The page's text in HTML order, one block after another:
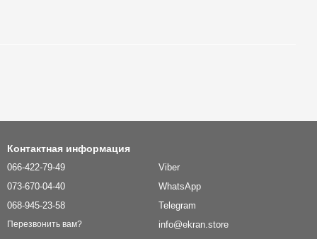
Контактная информация
066-422-79-49
073-670-04-40
068-945-23-58
Перезвонить вам?
Viber
WhatsApp
Telegram
info@ekran.store